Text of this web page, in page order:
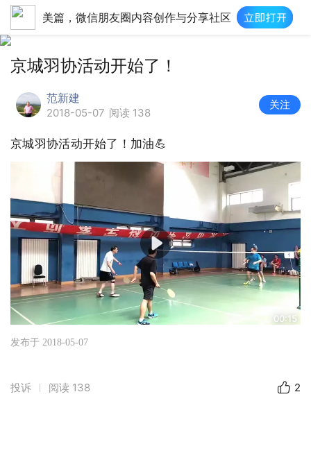
美篇，微信朋友圈内容创作与分享社区
京城羽协活动开始了！
范新建
2018-05-07 阅读 138
关注
京城羽协活动开始了！加油💪
00:15
发布于 2018-05-07
投诉 阅读 138 2